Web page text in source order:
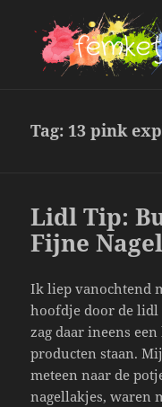
Tag: 13 pink
Lidl Tip:
Fijne
Ik liep vanochtend
hoofdje door de
zag daar ineens
producten staan.
meteen naar de
nagellakjes, waren